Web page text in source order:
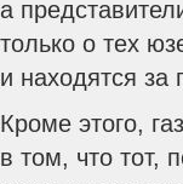
а
только о тех
и находятся за
Кроме этого,
в том, что тот,